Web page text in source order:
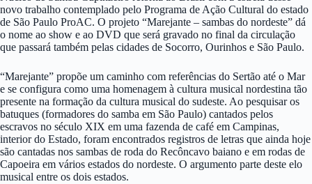
novo trabalho contemplado pelo Programa de Ação Cultural do estado
de São Paulo ProAC. O projeto “Marejante – sambas do nordeste” dá
o nome ao show e ao DVD que será gravado no final da circulação
que passará também pelas cidades de Socorro, Ourinhos e São Paulo.
“Marejante” propõe um caminho com referências do Sertão até o Mar
e se configura como uma homenagem à cultura musical nordestina tão
presente na formação da cultura musical do sudeste. Ao pesquisar os
batuques (formadores do samba em São Paulo) cantados pelos
escravos no século XIX em uma fazenda de café em Campinas,
interior do Estado, foram encontrados registros de letras que ainda hoje
são cantadas nos sambas de roda do Recôncavo baiano e em rodas de
Capoeira em vários estados do nordeste. O argumento parte deste elo
musical entre os dois estados.